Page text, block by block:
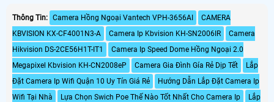
Thông Tin: Camera Hồng Ngoại Vantech VPH-3656AI
CAMERA
KBVISION KX-CF4001N3-A
Camera Ip Kbvision KH-SN2006IR
Camera
Hikvision DS-2CE56H1T-IT1
Camera Ip Speed Dome Hồng Ngoại 2.0
Megapixel Kbvision KH-CN2008eP
Camera Gia Đình Gía Rẻ Dịp Tết
Lắp
Đặt Camera Ip Wifi Quận 10 Uy Tín Giá Rẻ
Hướng Dẫn Lắp Đặt Camera Ip
Wifi Tại Nhà
Lựa Chọn Swich Poe Thế Nào Tốt Nhất Cho Camera Ip
Lắp